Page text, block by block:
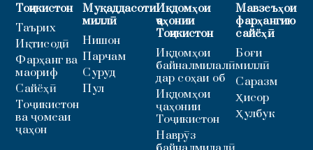
Тоҷикистон
Таърих
Иқтисодӣ
Фарҳанг ва
маориф
Сайёҳӣ
Тоҷикистон
ва ҷомеаи
ҷаҳон
Муқаддасоти
миллӣ
Нишон
Парчам
Суруд
Пул
Иқдомҳои
ҷаҳонии
Тоҷикистон
Иқдомҳои
байналмилалӣ
дар соҳаи об
Иқдомҳои
ҷаҳонии
Тоҷикистон
Наврӯз
Мавзеъҳои
фарҳангию
сайёҳӣ
Боғи
миллӣ
Саразм
Ҳисор
Ҳулбук